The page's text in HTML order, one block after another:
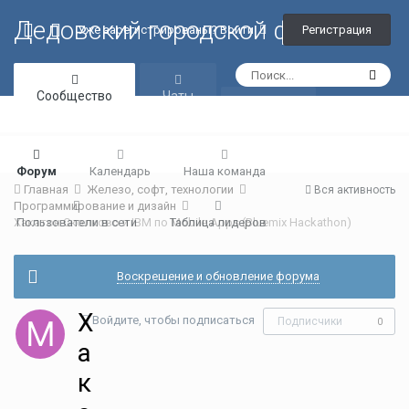
Дедовский городской форум
Уже зарегистрированы? Войти Регистрация
Сообщество
Форум Календарь Наша команда
Пользователи в сети Таблица лидеров
Чаты
Вся активность
Главная
Железо, софт, технологии
Программирование и дизайн
Хакатон Сколково и IBM по Mobile Apps (Bluemix Hackathon)
Воскрешение и обновление форума
Войдите, чтобы подписаться Подписчики 0
Х
а
к